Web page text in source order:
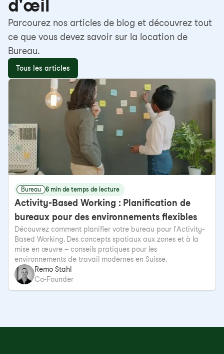
d'œil
Parcourez nos articles de blog et découvrez tout
ce que vous devez savoir sur la location de
Bureau.
Tous les articles
Bureau 6 min de temps de lecture
Activity-Based Working : Planification de
bureaux pour des environnements flexibles
Découvrez comment planifier votre bureau pour l'Activity-
Based Working. Des concepts spatiaux aux zones et à la
mise en œuvre – conseils pratiques pour les
environnements de travail modernes en Suisse.
Remo Stahl
Co-Founder